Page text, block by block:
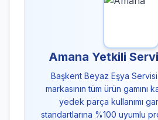
Amana Yetkili
Başkent Beyaz Eşya
markasının tüm ürün gamını
yedek parça kullanımı
standartlarına %100 uyumlu